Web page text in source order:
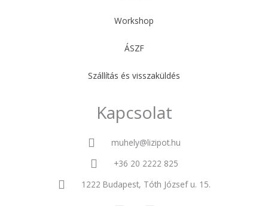
Workshop
ÁSZF
Szállítás és visszaküldés
Kapcsolat
muhely@lizipot.hu
+36 20 2222 825
1222 Budapest, Tóth József u. 15.